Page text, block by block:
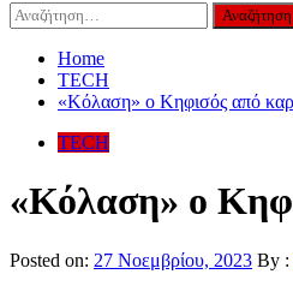
Αναζήτηση
για:
Home
TECH
«Κόλαση» ο Κηφισός από
TECH
«Κόλαση» ο
Posted on: 27 Νοεμβρίου, 2023 By :